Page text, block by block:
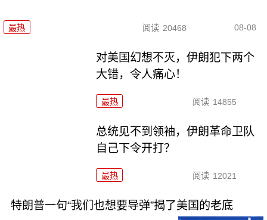
最热 阅读 20468 08-08
对美国幻想不灭，伊朗犯下两个
大错，令人痛心！
最热 阅读 14855
总统见不到领袖，伊朗革命卫队
自己下令开打？
最热 阅读 12021
特朗普一句“我们也想要导弹”揭了美国的老底